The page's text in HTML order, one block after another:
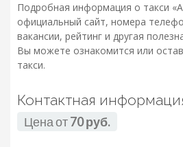
Подробная информация о такси
официальный сайт, номера
вакансии, рейтинг и другая
Вы можете ознакомится или
такси.
Контактная
Цена от70 руб.